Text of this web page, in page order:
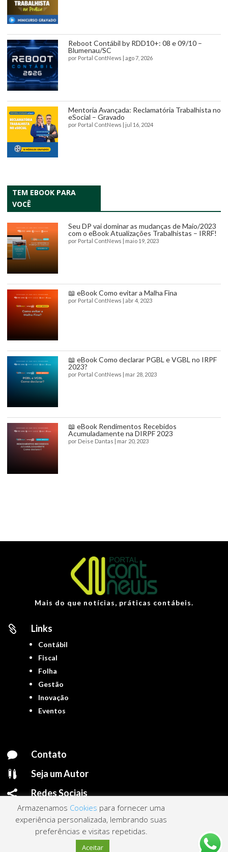
Reboot Contábil by RDD10+: 08 e 09/10 –
Blumenau/SC
por Portal ContNews | ago 7, 2026
Mentoria Avançada: Reclamatória Trabalhista no
eSocial – Gravado
por Portal ContNews | jul 16, 2024
TEM EBOOK PARA
VOCÊ
Seu DP vai dominar as mudanças de Maio/2023
com o eBook Atualizações Trabalhistas – IRRF!
por Portal ContNews | maio 19, 2023
📖 eBook Como evitar a Malha Fina
por Portal ContNews | abr 4, 2023
📖 eBook Como declarar PGBL e VGBL no IRPF
2023?
por Portal ContNews | mar 28, 2023
📖 eBook Rendimentos Recebidos
Acumuladamente na DIRPF 2023
por Deise Dantas | mar 20, 2023
Mais do que notícias, práticas contábeis.
 Links
Contábil
Fiscal
Folha
Gestão
Inovação
Eventos
 Contato
 Seja um Autor
 Redes Sociais
Portal ContNews © 2022 – Todos os direitos reservados | Mantido porLink
Armazenamos Cookies para fornecer uma
experiência personalizada, lembrando suas
preferências e visitas repetidas.
Aceitar